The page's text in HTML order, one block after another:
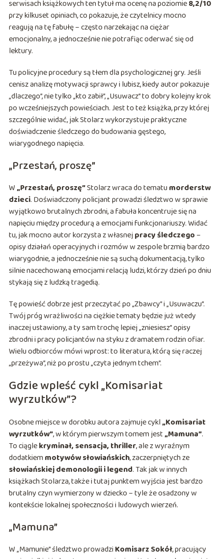
serwisach książkowych ten tytuł ma ocenę na poziomie8,2/10
przy kilkuset opiniach, co pokazuje, że czytelnicy mocno
reagują na tę fabułę – często narzekając na ciężar
emocjonalny, a jednocześnie nie potrafiąc oderwać się od
lektury.
Tu policyjne procedury są tłem dla psychologicznej gry. Jeśli
cenisz analizę motywacji sprawcy i lubisz, kiedy autor pokazuje
„dlaczego”, nie tylko „kto zabił”, „Usuwacz” to dobry kolejny krok
po wcześniejszych powieściach. Jest to też książka, przy której
szczególnie widać, jak Stolarz wykorzystuje praktyczne
doświadczenie śledczego do budowania gęstego,
wiarygodnego napięcia.
„Przestań, proszę”
W„Przestań, proszę”Stolarz wraca do tematumorderstw
dzieci. Doświadczony policjant prowadzi śledztwo w sprawie
wyjątkowo brutalnych zbrodni, a fabuła koncentruje się na
napięciu między procedurą a emocjami funkcjonariuszy. Widać
tu, jak mocno autor korzysta z własnejpracy śledczego –
opisy działań operacyjnych i rozmów w zespole brzmią bardzo
wiarygodnie, a jednocześnie nie są suchą dokumentacją, tylko
silnie nacechowaną emocjami relacją ludzi, którzy dzień po dniu
stykają się z ludzką tragedią.
Tę powieść dobrze jest przeczytać po „Zbawcy” i „Usuwaczu”.
Twój próg wrażliwości na ciężkie tematy będzie już wtedy
inaczej ustawiony, a ty sam trochę lepiej „zniesiesz” opisy
zbrodni i pracy policjantów na styku z dramatem rodzin ofiar.
Wielu odbiorców mówi wprost: to literatura, którą się raczej
„przeżywa”, niż po prostu „czyta jednym tchem”.
Gdzie wpleść cykl „Komisariat
wyrzutków”?
Osobne miejsce w dorobku autora zajmuje cykl„Komisariat
wyrzutków”, w którym pierwszym tomem jest„Mamuna”.
To ciąglekryminał, sensacja, thriller, ale z wyraźnym
dodatkiemmotywów słowiańskich, zaczerpniętych ze
słowiańskiej demonologii i legend. Tak jak w innych
książkach Stolarza, także i tutaj punktem wyjścia jest bardzo
brutalny czyn wymierzony w dziecko – tyle że osadzony w
kontekście lokalnej społeczności i ludowych wierzeń.
„Mamuna”
W „Mamunie” śledztwo prowadzi Komisarz Sokół, pracujący